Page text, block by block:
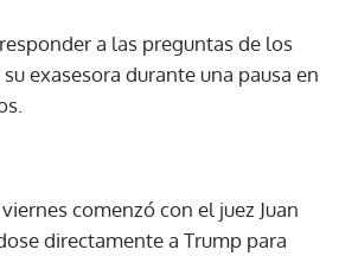
a las preguntas de los
exasesora durante una pausa en
comenzó con el juez Juan
directamente a Trump para